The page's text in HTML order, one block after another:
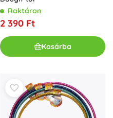
Raktáron
2 390 Ft
Kosárba